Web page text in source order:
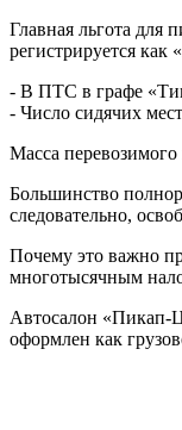
Главная льгота для
регистрируется как
- В ПТС в графе
- Число сидячих
Масса
Большинство
следовательно,
Почему это важно
многотысячным
Автосалон «Пикап-
оформлен как